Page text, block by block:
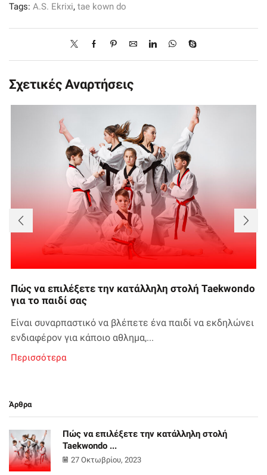
Tags: A.S. Ekrixi, tae kown do
Σχετικές Αναρτήσεις
Πώς να επιλέξετε την κατάλληλη στολή Taekwondo
για το παιδί σας
Είναι συναρπαστικό να βλέπετε ένα παιδί να εκδηλώνει
ενδιαφέρον για κάποιο αθλημα,...
Περισσότερα
Άρθρα
Πώς να επιλέξετε την κατάλληλη στολή
Taekwondo ...
27 Οκτωβρίου, 2023